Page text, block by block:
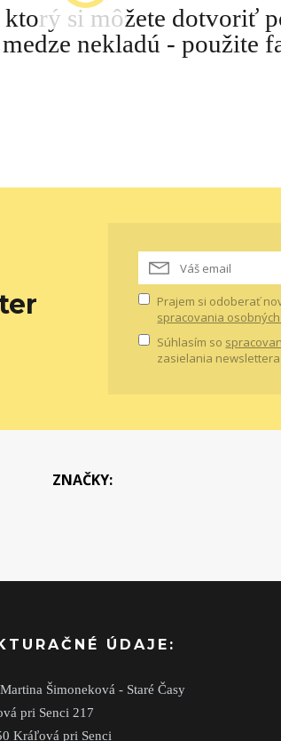
si môžete dotvoriť
nekladú - použite
Prajem si odoberať
spracovania
Súhlasím so
zasielania
ZNAČKY:
ÚDAJE:
Šimoneková - Staré Časy
pri Senci 217
Kráľová pri Senci